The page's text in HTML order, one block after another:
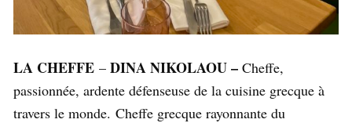
LA CHEFFE – DINA NIKOLAOU – Cheffe,
passionnée, ardente défenseuse de la cuisine grecque à
travers le monde. Cheffe grecque rayonnante du